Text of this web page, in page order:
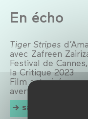
En écho
Tiger Stripes
avec Zafreen
Festival de
la Critique 2023
Film autorisé
avertissement
samedi 10